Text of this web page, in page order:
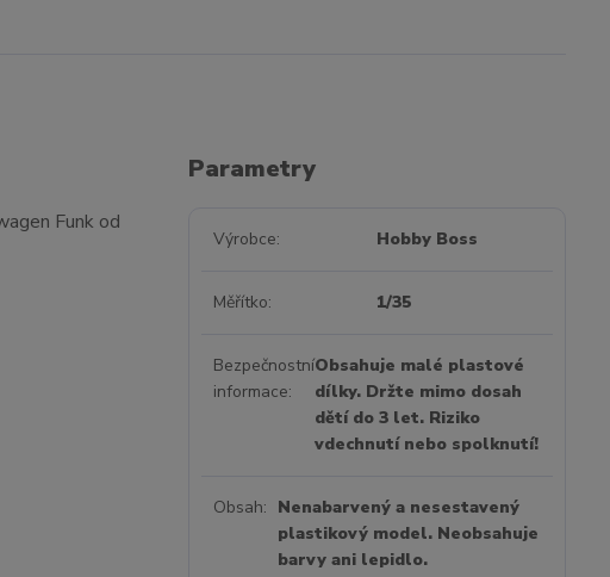
Funk od
Parametry
Výrobce Hobby Boss
Měřítko 1/35
Bezpečnostní
informace
Obsahuje malé plastové
dílky. Držte mimo dosah
dětí do 3 let. Riziko
vdechnutí nebo spolknutí!
Obsah
Nenabarvený a nesestavený
plastikový model. Neobsahuje
barvy ani lepidlo.